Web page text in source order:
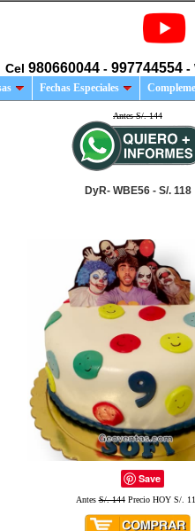
Cel 980660044 - 997744554 -
Fechas Especiales
Antes S/. 144
DyR- WBE56 - S/. 118
Save
AntesS/. 144Precio HOY S/.